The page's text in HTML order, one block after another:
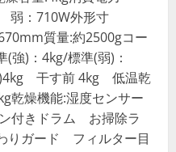
：710W外形寸
質量:約2500gコー
強)：4kg/標準(弱)：
干す前 4kg 低温乾
燥機能:湿度センサー
付きドラム お掃除ラ
りガード フィルター目